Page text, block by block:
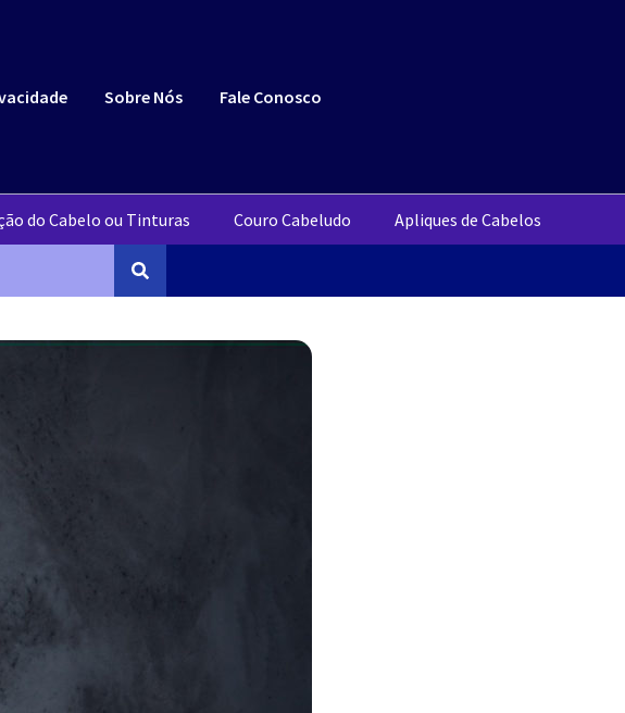
Sobre Nós Fale Conosco
do Cabelo ou Tinturas Couro Cabeludo Apliques de Cabelos